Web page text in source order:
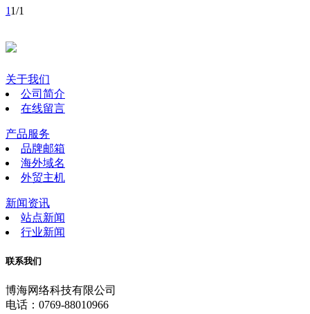
11/1
关于我们
公司简介
在线留言
产品服务
品牌邮箱
海外域名
外贸主机
新闻资讯
站点新闻
行业新闻
联系我们
博海网络科技有限公司
电话：0769-88010966